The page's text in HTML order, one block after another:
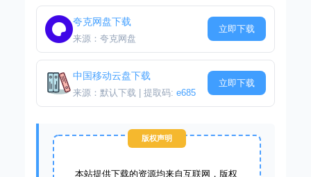
夸克网盘下载
来源：夸克网盘
立即下载
中国移动云盘下载
来源：默认下载 | 提取码: e685
立即下载
版权声明
本站提供下载的资源均来自互联网，版权